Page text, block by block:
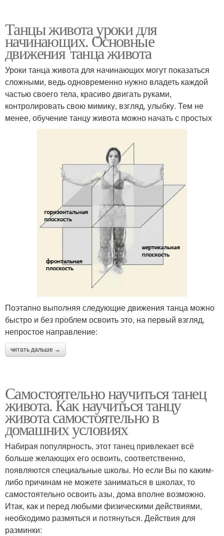
Танцы живота уроки для
начинающих. Основные
движения танца живота
Уроки танца живота для начинающих могут показаться
сложными, ведь одновременно нужно владеть каждой
частью своего тела, красиво двигать руками,
контролировать свою мимику, взгляд, улыбку. Тем не
менее, обучение танцу живота можно начать с простых
Поэтапно выполняя следующие движения танца можно
быстро и без проблем освоить это, на первый взгляд,
непростое направление:
читать дальше →
Самостоятельно научиться танец
живота. Как научиться танцу
живота самостоятельно в
домашних условиях
Набирая популярность, этот танец привлекает всё
больше желающих его освоить, соответственно,
появляются специальные школы. Но если Вы по каким-
либо причинам не можете заниматься в школах, то
самостоятельно освоить азы, дома вполне возможно.
Итак, как и перед любыми физическими действиями,
необходимо размяться и потянуться. Действия для
разминки: